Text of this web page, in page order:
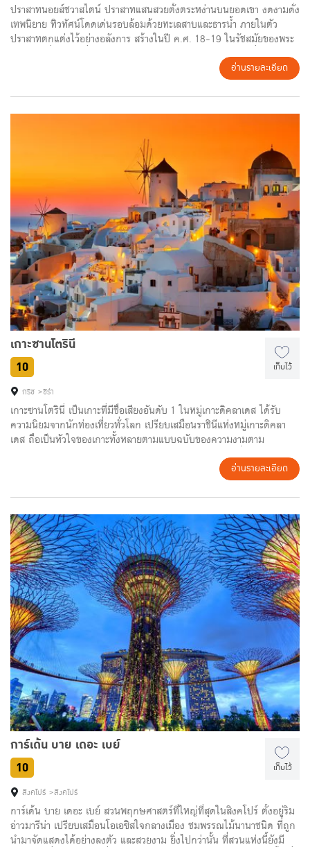
ปราสาทนอยส์ชวาสไตน์ ปราสาทแสนสวยตั้งตระหง่านบนยอดเขา งดงามดั่ง
เทพนิยาย ทิวทัศน์โดดเด่นรอบล้อมด้วยทะเลสาบและธารน้ำ ภายในตัว
ปราสาทตกแต่งไว้อย่างอลังการ สร้างในปี ค.ศ. 18-19 ในรัชสมัยของพระ
เจ้าลุดวิกที่ 2 เชิญเยี่ยมชมห้องทรงงาน ห้องบรรทม ห้องฮอลล์ที่ใช้ในการ
แสดงโอเปร่าและคอนเสิร์ต พร้อมสัมผัสความงดงามของปราสาทที่ยากเกิน
กว่าจะบรรยาย แม้กระทั่งราชาการ์ตูนวอล์ทดิสนีย์ยังได้จำลองแบบไปเป็น
ปราสาทในเทพนิยาย อันเปรียบเสมือนสัญลักษณ์ของสวนสนุกดิสนีย์แลนด์
อ่านรายละเอียด
เก็บไว้
เกาะซานโตรินี
10
กรีซ ซีร่า
เกาะซานโตรินี่ เป็นเกาะที่มีชื่อเสียงอันดับ 1 ในหมู่เกาะดิคลาเดส ได้รับ
ความนิยมจากนักท่องเที่ยวทั่วโลก เปรียบเสมือนราชินีแห่งหมู่เกาะดิคลา
เดส ถือเป็นหัวใจของเกาะทั้งหลายตามแบบฉบับของความงามตาม
จินตนาการถึงเกาะในกรีซ บ้านสีขาวและยอดโบสถ์ทรงโดมที่รายล้อมด้วยสี
ฟ้าสดจากทุกทิศ ไม่ว่าจะเป็นทะเล ท้องฟ้า หรือแม้แต่กรอบประตูหน้าต่างสี
สดใส ชมวิวของเกาะภูเขาไฟนีอา คาเมนี่ ซึ่งเป็นภูเขาไฟที่มีอายุน้อยที่สุด
กับธรรมชาติที่สวยงามแปลกตาของทะเลเมดิเตอร์เรเนียน
อ่านรายละเอียด
เก็บไว้
การ์เด้น บาย เดอะ เบย์
10
สิงคโปร์ สิงคโปร์
การ์เด้น บาย เดอะ เบย์ สวนพฤกษศาสตร์ที่ใหญ่ที่สุดในสิงคโปร์ ตั้งอยู่ริม
อ่าวมารีน่า เปรียบเสมือนโอเอซิสใจกลางเมือง ชมพรรณไม้นานาชนิด ที่ถูก
นำมาจัดแสดงได้อย่างลงตัว และสวยงาม ยิ่งไปกว่านั้น ที่สวนแห่งนี้ยังมี